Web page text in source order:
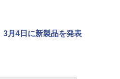
3月4日に新製品を発表